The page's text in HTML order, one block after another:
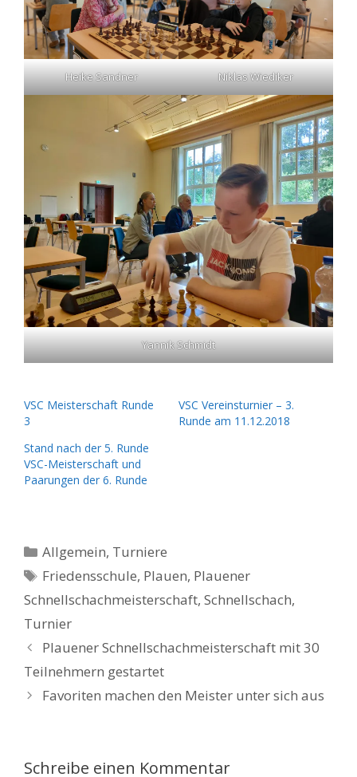
Heike Sandner Niklas Wiediker
Yannik Schmidt
VSC Meisterschaft Runde
3
VSC Vereinsturnier – 3.
Runde am 11.12.2018
Stand nach der 5. Runde
VSC-Meisterschaft und
Paarungen der 6. Runde
Kategorien
Allgemein, Turniere
Schlagwörter
Friedensschule, Plauen, Plauener
Schnellschachmeisterschaft, Schnellschach,
Turnier
Plauener Schnellschachmeisterschaft mit 30
Teilnehmern gestartet
Favoriten machen den Meister unter sich aus
Schreibe einen Kommentar